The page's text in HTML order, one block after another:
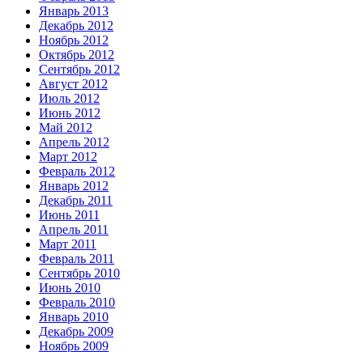
Январь 2013
Декабрь 2012
Ноябрь 2012
Октябрь 2012
Сентябрь 2012
Август 2012
Июль 2012
Июнь 2012
Май 2012
Апрель 2012
Март 2012
Февраль 2012
Январь 2012
Декабрь 2011
Июнь 2011
Апрель 2011
Март 2011
Февраль 2011
Сентябрь 2010
Июнь 2010
Февраль 2010
Январь 2010
Декабрь 2009
Ноябрь 2009